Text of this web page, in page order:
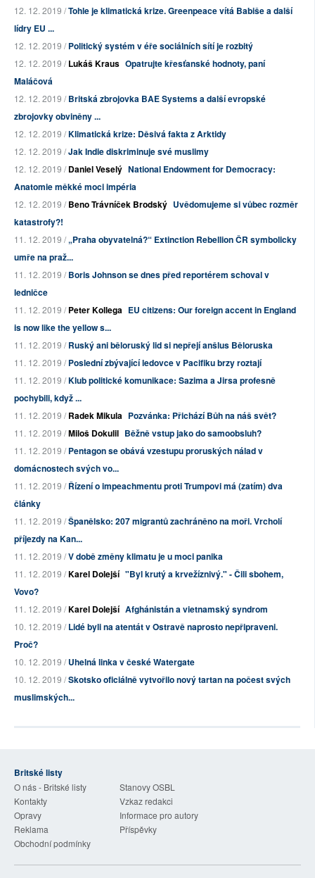
12. 12. 2019 /Tohle je klimatická krize. Greenpeace vítá Babiše a další
lídry EU ...
12. 12. 2019 /Politický systém v éře sociálních sítí je rozbitý
12. 12. 2019 /Lukáš Kraus Opatrujte křesťanské hodnoty, paní
Maláčová
12. 12. 2019 /Britská zbrojovka BAE Systems a další evropské
zbrojovky obviněny ...
12. 12. 2019 /Klimatická krize: Děsivá fakta z Arktidy
12. 12. 2019 /Jak Indie diskriminuje své muslimy
12. 12. 2019 /Daniel Veselý National Endowment for Democracy:
Anatomie měkké moci impéria
12. 12. 2019 /Beno Trávníček Brodský Uvědomujeme si vůbec rozměr
katastrofy?!
11. 12. 2019 /„Praha obyvatelná?“ Extinction Rebellion ČR symbolicky
umře na praž...
11. 12. 2019 /Boris Johnson se dnes před reportérem schoval v
ledničce
11. 12. 2019 /Peter Kollega EU citizens: Our foreign accent in England
is now like the yellow s...
11. 12. 2019 /Ruský ani běloruský lid si nepřejí anšlus Běloruska
11. 12. 2019 /Poslední zbývající ledovce v Pacifiku brzy roztají
11. 12. 2019 /Klub politické komunikace: Sazima a Jirsa profesně
pochybili, když ...
11. 12. 2019 /Radek Mikula Pozvánka: Přichází Bůh na náš svět?
11. 12. 2019 /Miloš Dokulil Běžně vstup jako do samoobsluh?
11. 12. 2019 /Pentagon se obává vzestupu proruských nálad v
domácnostech svých vo...
11. 12. 2019 /Řízení o impeachmentu proti Trumpovi má (zatím) dva
články
11. 12. 2019 /Španělsko: 207 migrantů zachráněno na moři. Vrcholí
příjezdy na Kan...
11. 12. 2019 /V době změny klimatu je u moci panika
11. 12. 2019 /Karel Dolejší "Byl krutý a krvežíznivý." - Čili sbohem,
Vovo?
11. 12. 2019 /Karel Dolejší Afghánistán a vietnamský syndrom
10. 12. 2019 /Lidé byli na atentát v Ostravě naprosto nepřipraveni.
Proč?
10. 12. 2019 /Uhelná linka v české Watergate
10. 12. 2019 /Skotsko oficiálně vytvořilo nový tartan na počest svých
muslimských...
Britské listy
O nás - Britské listy
Stanovy OSBL
Kontakty
Vzkaz redakci
Opravy
Informace pro autory
Reklama
Příspěvky
Obchodní podmínky